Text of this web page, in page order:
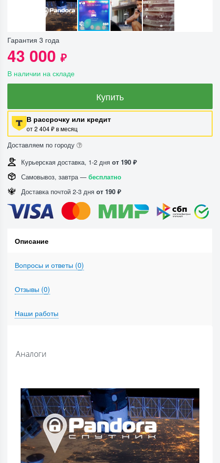
Гарантия 3 года
43 000 ₽
В наличии на складе
Купить
В рассрочку или кредит
от 2 404 ₽ в месяц
Доставляем по городу
Курьерская доставка, 1-2 дня от 190 ₽
Самовывоз, завтра — бесплатно
Доставка почтой 2-3 дня от 190 ₽
Описание
Вопросы и ответы (0)
Отзывы (0)
Наши работы
Аналоги